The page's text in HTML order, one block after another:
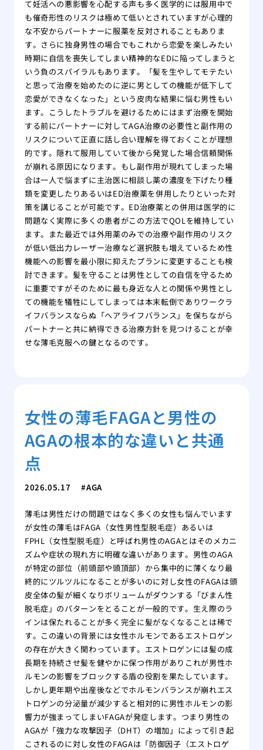
て妊活への悪影響を心配する声も多く医学的には服用中で
も催奇形性のリスクは極めて低いとされていますが心理的
な不安からパートナーに服薬を反対されることもありま
す。さらに独身男性の場合でもこれから恋愛を楽しみたい
時期に自信を喪失してしまい精神的なEDに陥ってしまうと
いう負のスパイラルもあります。「髪を生やしてモテたい
と思って治療を始めたのに逆に男としての機能が低下して
恋愛ができなくなった」という皮肉な結果に悩む男性もい
ます。こうしたトラブルを避けるためにはまず治療を開始
する前にパートナーに対してAGA治療の必要性と副作用の
リスクについて正直に話し合い理解を得ておくことが理想
的です。隠れて服用していて後から発覚した場合信頼関係
が崩れる原因になります。もし副作用が現れてしまった場
合は一人で悩まずに主治医に相談し薬の濃度を下げたり種
類を変更したりあるいはED治療薬を併用したりといった対
策を講じることが可能です。ED治療薬との併用は医学的に
問題なく実際に多くの患者がこの方法でQOLを維持してい
ます。また最近では外用薬のみでの治療や副作用のリスク
が低い低出力レーザー治療など選択肢も増えているため性
機能への影響を最小限に抑えたプランに変更することも検
討できます。髪を守ることは男性としての自信を守るため
に重要ですがそのために最も身近な人との関係や男性とし
ての機能を犠牲にしてしまっては本末転倒でありワークラ
イフバランスならぬ「ヘアライフバランス」を保ちながら
パートナーと共に納得できる治療方針を見つけることが幸
せな薄毛克服への鍵となるのです。
女性の薄毛FAGAと男性の
AGAの根本的な違いと共通
点
2026.05.17 AGA
薄毛は男性だけの問題ではなく多くの女性も悩んでいます
が女性の薄毛はFAGA（女性男性型脱毛症）あるいは
FPHL（女性型脱毛症）と呼ばれ男性のAGAとはそのメカニ
ズムや症状の現れ方に明確な違いがあります。男性のAGA
が特定の部位（前頭部や頭頂部）から集中的に薄くなり最
終的にツルツルになることが多いのに対し女性のFAGAは頭
皮全体の髪が細くなりボリュームがダウンする「びまん性
脱毛症」のパターンをとることが一般的です。生え際のラ
インは保たれることが多く完全に髪がなくなることは稀で
す。この違いの背景には女性ホルモンであるエストロゲン
の存在が大きく関わっています。エストロゲンには髪の成
長期を持続させ髪を健やかに保つ作用がありこれが男性ホ
ルモンの影響をブロックする盾の役割を果たしています。
しかし更年期や出産後などでホルモンバランスが崩れエス
トロゲンの分泌量が減少すると相対的に男性ホルモンの影
響力が強まってしまいFAGAが発症します。つまり男性の
AGAが「強力な攻撃因子（DHT）の増加」によって引き起
こされるのに対し女性のFAGAは「防御因子（エストロゲ